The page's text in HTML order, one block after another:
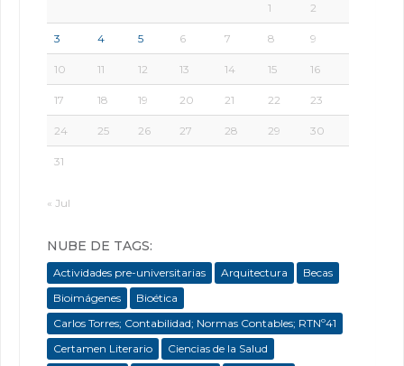
1 2
3 4 5 6 7 8 9
10 11 12 13 14 15 16
17 18 19 20 21 22 23
24 25 26 27 28 29 30
31
« Jul
NUBE DE TAGS:
Actividades pre-universitarias Arquitectura
Becas
Bioimágenes
Bioética
Carlos Torres; Contabilidad; Normas Contables; RTNº41
Certamen Literario
Ciencias de la Salud